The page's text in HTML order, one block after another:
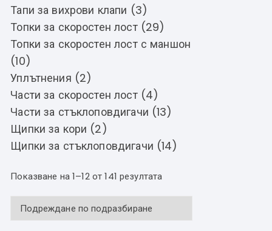
Тапи за вихрови клапи (3)
Топки за скоростен лост (29)
Топки за скоростен лост с маншон
(10)
Уплътнения (2)
Части за скоростен лост (4)
Части за стъклоповдигачи (13)
Щипки за кори (2)
Щипки за стъклоповдигачи (14)
Показване на 1–12 от 141 резултата